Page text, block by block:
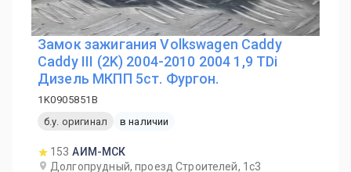
Замок зажигания Volkswagen Caddy
Caddy III (2K) 2004-2010 2004 1,9 TDi
Дизель МКПП 5ст. Фургон.
1K0905851B
б.у. оригинал
в наличии
153 АИМ-МСК
Долгопрудный, проезд Строителей, 1с3